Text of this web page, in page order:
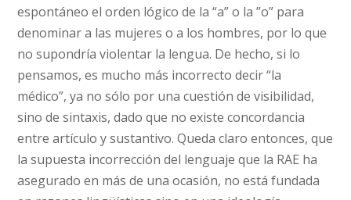
espontáneo el orden lógico de la “a” o la ”o” para
denominar a las mujeres o a los hombres, por lo que
no supondría violentar la lengua. De hecho, si lo
pensamos, es mucho más incorrecto decir “la
médico”, ya no sólo por una cuestión de visibilidad,
sino de sintaxis, dado que no existe concordancia
entre artículo y sustantivo. Queda claro entonces, que
la supuesta incorrección del lenguaje que la RAE ha
asegurado en más de una ocasión, no está fundada